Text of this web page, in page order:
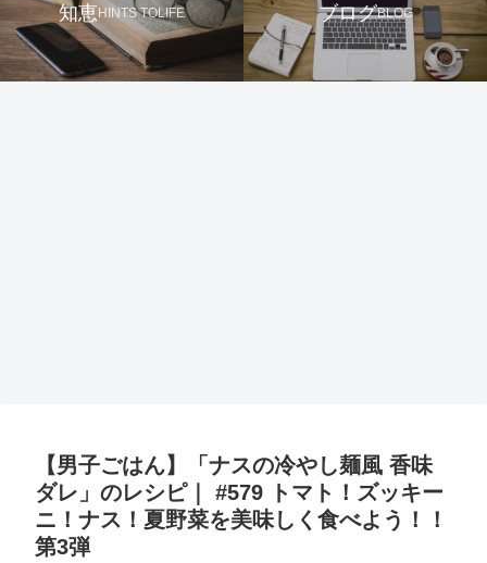
知恵HINTS TOLIFE ブログBLOG
【男子ごはん】「ナスの冷やし麺風 香味
ダレ」のレシピ｜ #579 トマト！ズッキー
ニ！ナス！夏野菜を美味しく食べよう！！
第3弾